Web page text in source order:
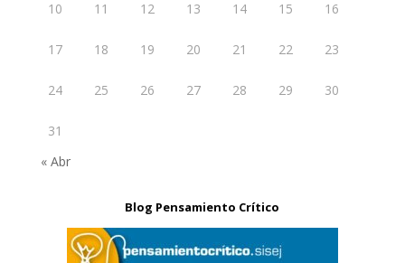
10 11 12 13 14 15 16
17 18 19 20 21 22 23
24 25 26 27 28 29 30
31
« Abr
Blog Pensamiento Crítico